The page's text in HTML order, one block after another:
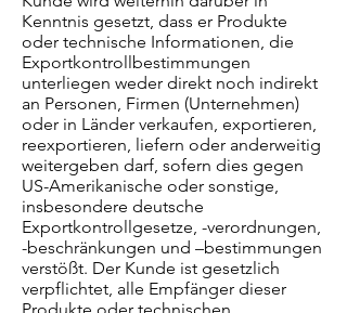
Kenntnis gesetzt, dass er Produkte
oder technische Informationen, die
Exportkontrollbestimmungen
unterliegen weder direkt noch indirekt
an Personen, Firmen (Unternehmen)
oder in Länder verkaufen, exportieren,
reexportieren, liefern oder anderweitig
weitergeben darf, sofern dies gegen
US-Amerikanische oder sonstige,
insbesondere deutsche
Exportkontrollgesetze, -verordnungen,
-beschränkungen und –bestimmungen
verstößt. Der Kunde ist gesetzlich
verpflichtet, alle Empfänger dieser